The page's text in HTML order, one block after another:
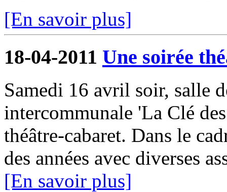
[En savoir plus]
18-04-2011 Une soirée
Samedi 16 avril soir, salle
intercommunale 'La Clé
théâtre-cabaret. Dans le
des années avec diverses
[En savoir plus]